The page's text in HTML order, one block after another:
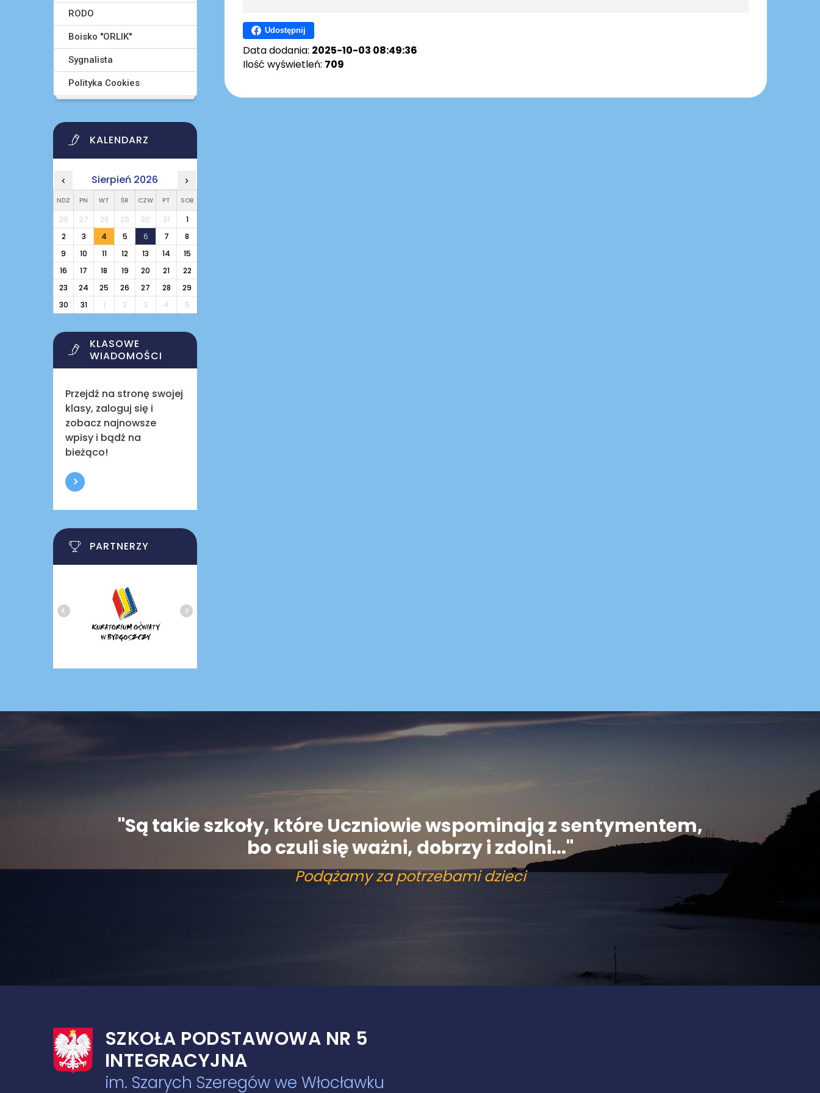
Udostępnij
Data dodania: 2025-10-03 08:49:36
Ilość wyświetleń: 709
RODO
Boisko ''ORLIK''
Sygnalista
Polityka Cookies
KALENDARZ
‹ Sierpień 2026 ›
NDZ PN WT ŚR CZW PT SOB
26 27 28 29 30 31
1
2
3 4 5 6 7
8
9
10 11 12 13 14
15
16
17 18 19 20 21
22
23
24 25 26 27 28
29
30
31 1 2 3 4 5
KLASOWE
WIADOMOŚCI
Przejdź na stronę swojej
klasy, zaloguj się i
zobacz najnowsze
wpisy i bądź na
bieżąco!
PARTNERZY
"Są takie szkoły, które Uczniowie wspominają z sentymentem,
bo czuli się ważni, dobrzy i zdolni..."
Podążamy za potrzebami dzieci
SZKOŁA PODSTAWOWA NR 5
INTEGRACYJNA
im. Szarych Szeregów we Włocławku